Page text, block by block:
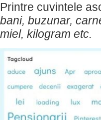
Printre cuvintele
bani, buzunar,
miel, kilogram etc.